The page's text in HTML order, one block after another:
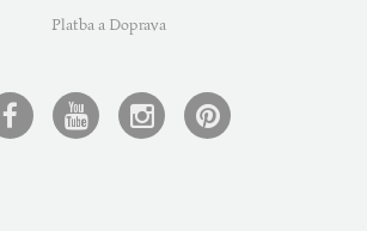
Platba a Doprava